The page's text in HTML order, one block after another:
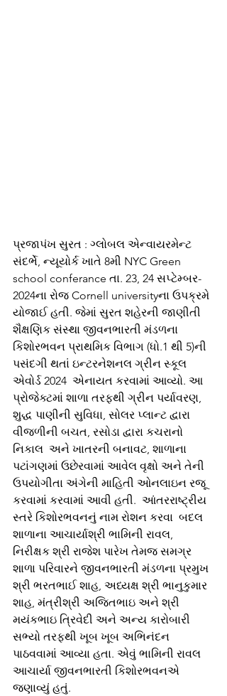
પ્રજાપંખ સુરત : ગ્લોબલ એન્વાયરમેન્ટ
સંદર્ભે, ન્યૂયોર્ક ખાતે 8મી NYC Green
school conferance તા. 23, 24 સપ્ટેમ્બર-
2024ના રોજ Cornell universityના ઉપક્રમે
યોજાઈ હતી. જેમાં સુરત શહેરની જાણીતી
શૈક્ષણિક સંસ્થા જીવનભારતી મંડળના
કિશોરભવન પ્રાથમિક વિભાગ (ધો.1 થી 5)ની
પસંદગી થતાં ઇન્ટરનેશનલ ગ્રીન સ્કૂલ
એવોર્ડ 2024  એનાયત કરવામાં આવ્યો. આ
પ્રોજેક્ટમાં શાળા તરફથી ગ્રીન પર્યાવરણ,
શુદ્ધ પાણીની સુવિધા, સોલર પ્લાન્ટ દ્વારા
વીજળીની બચત, રસોડા દ્વારા કચરાનો
નિકાલ  અને ખાતરની બનાવટ, શાળાના
પટાંગણમાં ઉછેરવામાં આવેલ વૃક્ષો અને તેની
ઉપયોગીતા અંગેની માહિતી ઓનલાઇન રજૂ
કરવામાં કરવામાં આવી હતી.  આંતરરાષ્ટ્રીય
સ્તરે કિશોરભવનનું નામ રોશન કરવા  બદલ
શાળાના આચાર્યાશ્રી ભામિની રાવલ,
નિરીક્ષક શ્રી રાજેશ પારેખ તેમજ સમગ્ર
શાળા પરિવારને જીવનભારતી મંડળના પ્રમુખ
શ્રી ભરતભાઈ શાહ, અધ્યક્ષ શ્રી ભાનુકુમાર
શાહ, મંત્રીશ્રી અજિતભાઇ અને શ્રી
મયંકભાઇ ત્રિવેદી અને અન્ય કારોબારી
સભ્યો તરફથી ખૂબ ખૂબ અભિનંદન
પાઠવવામાં આવ્યા હતા. એવું ભામિની રાવલ
આચાર્યા જીવનભારતી કિશોરભવનએ
જણાવ્યું હતું.